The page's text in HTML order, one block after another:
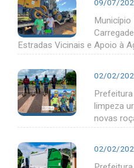
09/07/
Município
Estradas Vicinais e Apoio à
02/02/
limpeza
novas
02/02/